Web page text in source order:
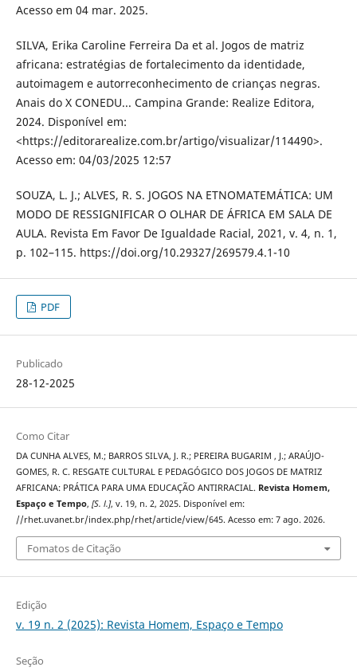
Acesso em 04 mar. 2025.
SILVA, Erika Caroline Ferreira Da et al. Jogos de matriz
africana: estratégias de fortalecimento da identidade,
autoimagem e autorreconhecimento de crianças negras.
Anais do X CONEDU... Campina Grande: Realize Editora,
2024. Disponível em:
<https://editorarealize.com.br/artigo/visualizar/114490>.
Acesso em: 04/03/2025 12:57
SOUZA, L. J.; ALVES, R. S. JOGOS NA ETNOMATEMÁTICA: UM
MODO DE RESSIGNIFICAR O OLHAR DE ÁFRICA EM SALA DE
AULA. Revista Em Favor De Igualdade Racial, 2021, v. 4, n. 1,
p. 102–115. https://doi.org/10.29327/269579.4.1-10
PDF
Publicado
28-12-2025
Como Citar
DA CUNHA ALVES, M.; BARROS SILVA, J. R.; PEREIRA BUGARIM , J.; ARAÚJO-
GOMES, R. C. RESGATE CULTURAL E PEDAGÓGICO DOS JOGOS DE MATRIZ
AFRICANA: PRÁTICA PARA UMA EDUCAÇÃO ANTIRRACIAL. Revista Homem,
Espaço e Tempo, [S. l.], v. 19, n. 2, 2025. Disponível em:
//rhet.uvanet.br/index.php/rhet/article/view/645. Acesso em: 7 ago. 2026.
Fomatos de Citação
Edição
v. 19 n. 2 (2025): Revista Homem, Espaço e Tempo
Seção